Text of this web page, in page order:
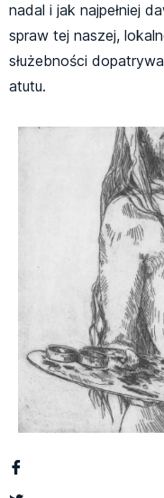
nadal i jak najpełniej
spraw tej naszej,
służebności
atutu.